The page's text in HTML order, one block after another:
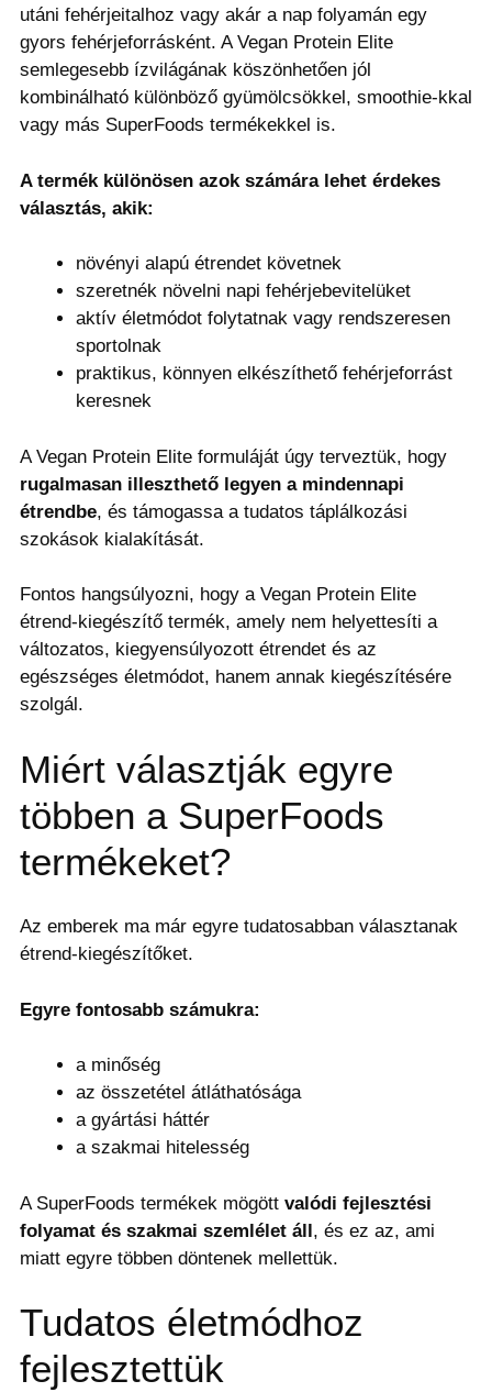
utáni fehérjeitalhoz vagy akár a nap folyamán egy
gyors fehérjeforrásként. A Vegan Protein Elite
semlegesebb ízvilágának köszönhetően jól
kombinálható különböző gyümölcsökkel, smoothie-kkal
vagy más SuperFoods termékekkel is.
A termék különösen azok számára lehet érdekes
választás, akik:
növényi alapú étrendet követnek
szeretnék növelni napi fehérjebevitelüket
aktív életmódot folytatnak vagy rendszeresen
sportolnak
praktikus, könnyen elkészíthető fehérjeforrást
keresnek
A Vegan Protein Elite formuláját úgy terveztük, hogy
rugalmasan illeszthető legyen a mindennapi
étrendbe, és támogassa a tudatos táplálkozási
szokások kialakítását.
Fontos hangsúlyozni, hogy a Vegan Protein Elite
étrend-kiegészítő termék, amely nem helyettesíti a
változatos, kiegyensúlyozott étrendet és az
egészséges életmódot, hanem annak kiegészítésére
szolgál.
Miért választják egyre
többen a SuperFoods
termékeket?
Az emberek ma már egyre tudatosabban választanak
étrend-kiegészítőket.
Egyre fontosabb számukra:
a minőség
az összetétel átláthatósága
a gyártási háttér
a szakmai hitelesség
A SuperFoods termékek mögött valódi fejlesztési
folyamat és szakmai szemlélet áll, és ez az, ami
miatt egyre többen döntenek mellettük.
Tudatos életmódhoz
fejlesztettük